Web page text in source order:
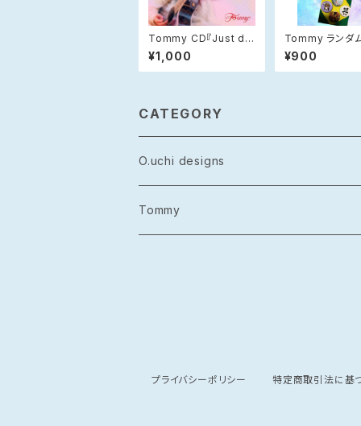
Tommy CD『Just do
it』
¥1,000
Tommy ランダ
ッチ
¥900
CATEGORY
O.uchi designs
レザー
Tommy
プライバシーポリシー 特定商取引法に基